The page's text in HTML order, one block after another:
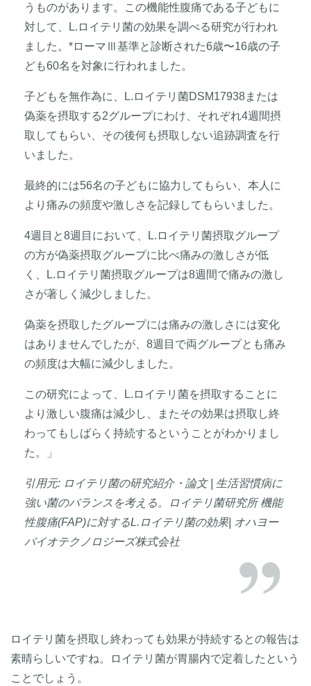
うものがあります。この機能性腹痛である子どもに
対して、L.ロイテリ菌の効果を調べる研究が行われ
ました。*ローマⅢ基準と診断された6歳〜16歳の子
ども60名を対象に行われました。
子どもを無作為に、L.ロイテリ菌DSM17938または
偽薬を摂取する2グループにわけ、それぞれ4週間摂
取してもらい、その後何も摂取しない追跡調査を行
いました。
最終的には56名の子どもに協力してもらい、本人に
より痛みの頻度や激しさを記録してもらいました。
4週目と8週目において、L.ロイテリ菌摂取グループ
の方が偽薬摂取グループに比べ痛みの激しさが低
く、L.ロイテリ菌摂取グループは8週間で痛みの激し
さが著しく減少しました。
偽薬を摂取したグループには痛みの激しさには変化
はありませんでしたが、8週目で両グループとも痛み
の頻度は大幅に減少しました。
この研究によって、L.ロイテリ菌を摂取することに
より激しい腹痛は減少し、またその効果は摂取し終
わってもしばらく持続するということがわかりまし
た。」
引用元: ロイテリ菌の研究紹介・論文 | 生活習慣病に
強い菌のバランスを考える。ロイテリ菌研究所 機能
性腹痛(FAP)に対するL.ロイテリ菌の効果| オハヨー
バイオテクノロジーズ株式会社
ロイテリ菌を摂取し終わっても効果が持続するとの報告は
素晴らしいですね。ロイテリ菌が胃腸内で定着したという
ことでしょう。